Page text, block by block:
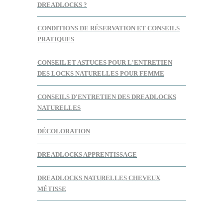
DREADLOCKS ?
CONDITIONS DE RÉSERVATION ET CONSEILS
PRATIQUES
CONSEIL ET ASTUCES POUR L'ENTRETIEN
DES LOCKS NATURELLES POUR FEMME
CONSEILS D'ENTRETIEN DES DREADLOCKS
NATURELLES
DÉCOLORATION
DREADLOCKS APPRENTISSAGE
DREADLOCKS NATURELLES CHEVEUX
MÉTISSE